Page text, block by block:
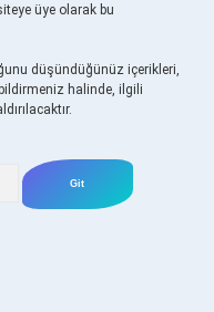
üye olarak bu
düşündüğünüz içerikleri,
halinde, ilgili